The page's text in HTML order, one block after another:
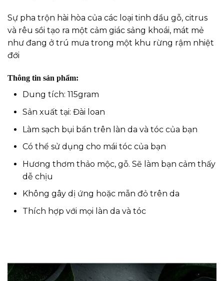
Sự pha trộn hài hòa của các loại tinh dầu gỗ, citrus
và rêu sồi tạo ra một cảm giác sảng khoái, mát mẻ
như đang ở trú mưa trong một khu rừng rậm nhiệt
đới
Thông tin sản phẩm:
Dung tích: 115gram
Sản xuất tại: Đài loan
Làm sạch bụi bẩn trên làn da và tóc của bạn
Có thể sử dụng cho mái tóc của bạn
Hương thơm thảo mộc, gỗ. Sẽ làm bạn cảm thấy
dễ chịu
Không gây dị ứng hoặc mẫn đỏ trên da
Thích hợp với mọi làn da và tóc